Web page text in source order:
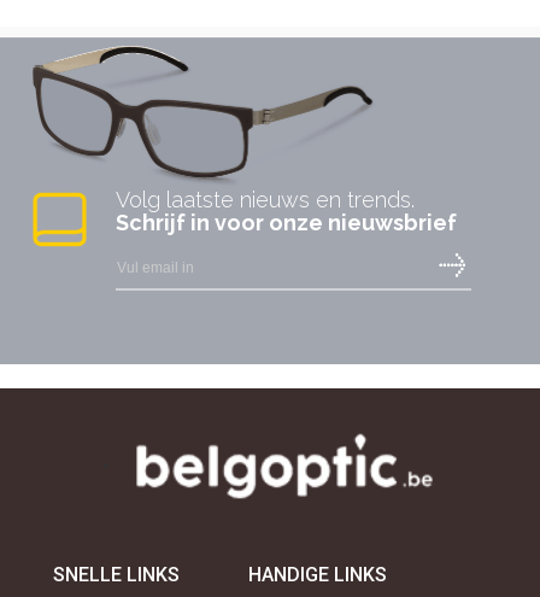
Volg laatste nieuws en trends.
Schrijf in voor onze nieuwsbrief
SNELLE LINKS HANDIGE LINKS